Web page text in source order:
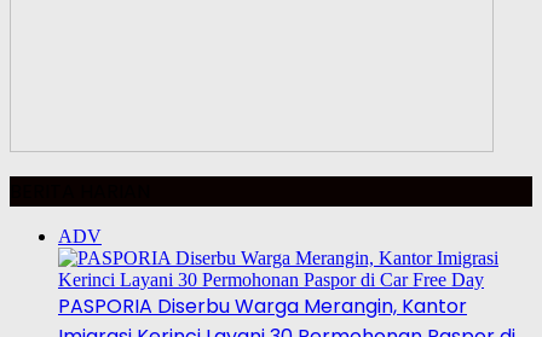
ADV
PASPORIA Diserbu Warga Merangin, Kantor